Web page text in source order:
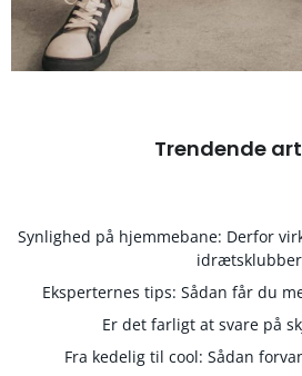
Trendende
Synlighed på hjemmebane: Derfor
idrætsklubber
Eksperternes tips: Sådan får du
Er det farligt at svare på
Fra kedelig til cool: Sådan